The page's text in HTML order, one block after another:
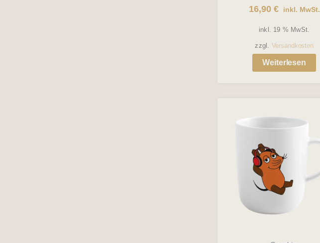
16,90 € inkl. MwSt.
inkl. 19 % MwSt.
zzgl. Versandkosten
Weiterlesen